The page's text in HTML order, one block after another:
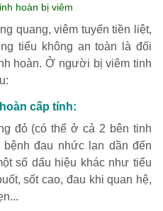
hoàn bị viêm
quang, viêm tuyến tiền liệt,
tiểu không an toàn là đối
hoàn. Ở người bị viêm tinh
cấp tính:
đỏ (có thể ở cả 2 bên tinh
đau nhức lan dần đến
số dấu hiệu khác như tiểu
sốt cao, đau khi quan hệ,